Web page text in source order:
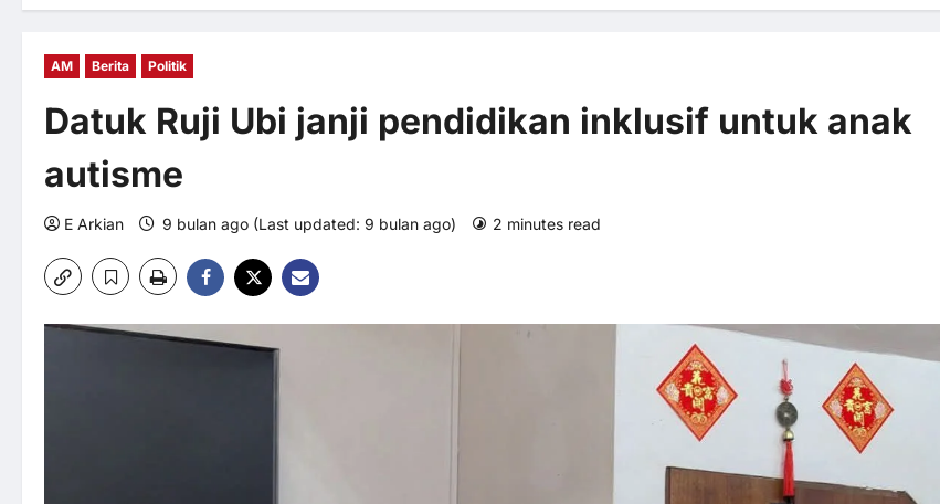
AM Berita Politik
Datuk Ruji Ubi janji pendidikan inklusif untuk anak
autisme
E Arkian 9 bulan ago (Last updated: 9 bulan ago) 2 minutes read